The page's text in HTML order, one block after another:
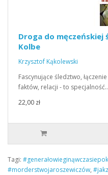
Droga do męczeńskiej
Kolbe
Krzysztof Kąkolewski
Fascynujące śledztwo,
faktów, relacji - to
22,00 zł
Tagi:
#morderstwojaroszewiczów,